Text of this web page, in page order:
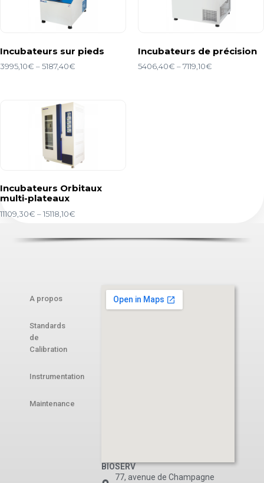
Incubateurs sur pieds
3995,10€ –5187,40€
Incubateurs de précision
5406,40€ –7119,10€
Incubateurs Orbitaux
multi-plateaux
11109,30€ –15118,10€
A propos
Standards
de
Calibration
Instrumentation
Maintenance
BIOSERV
77, avenue de Champagne